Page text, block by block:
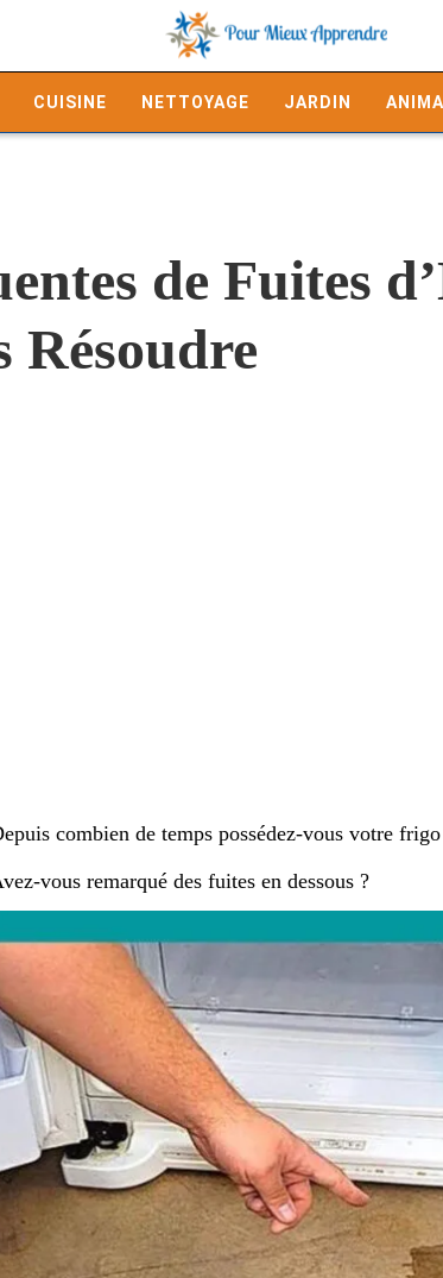
CUISINE NETTOYAGE JARDIN
de Fuites
Résoudre
combien de temps possédez-vous votre
vous remarqué des fuites en dessous ?